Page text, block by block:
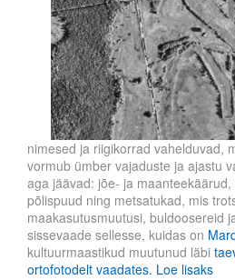
nimesed ja riigikorrad vahelduvad,
vormub ümber vajaduste ja ajastu
aga jäävad: jõe- ja
põlispuud ning metsatukad, mis
maakasutusmuutusi, buldoosereid
sissevaade sellesse, kuidas on
kultuurmaastikud muutunud läbi
ortofotodelt vaadates. Loe lisaks